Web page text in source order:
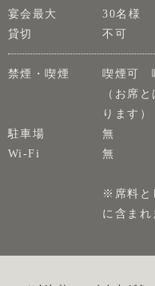
宴会最大
30名様
貸切
不可
禁煙・喫煙
喫煙可
（お席
ります）
駐車場
無
Wi-Fi
無
※席料と
に含まれ